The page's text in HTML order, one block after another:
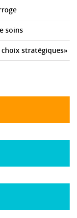
soins
stratégiques»